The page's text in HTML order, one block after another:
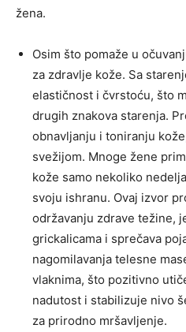
žena.
Osim što pomaže u
za zdravlje kože. Sa
elastičnost i čvrstoću, što
drugih znakova starenja.
obnavljanju i toniranju
svežijom. Mnoge žene
kože samo nekoliko
svoju ishranu. Ovaj izvor
održavanju zdrave težine,
grickalicama i sprečava
nagomilavanja telesne
vlaknima, što pozitivno
nadutost i stabilizuje nivo
za prirodno mršavljenje.